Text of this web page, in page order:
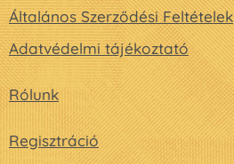
Általános Szerződési Feltételek
Adatvédelmi tájékoztató
Rólunk
Regisztráció